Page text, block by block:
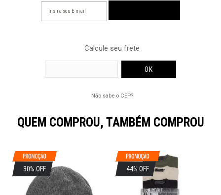
Calcule seu frete
Não sabe o CEP?
QUEM COMPROU, TAMBÉM COMPROU
30% OFF 44% OFF